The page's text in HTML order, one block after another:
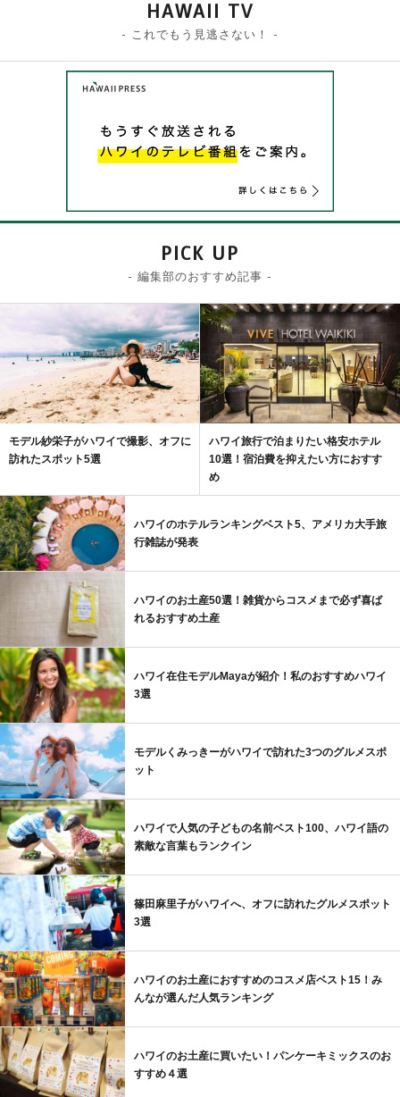
HAWAII TV
- これでもう見逃さない！ -
PICK UP
- 編集部のおすすめ記事 -
モデル紗栄子がハワイで撮影、オフに
訪れたスポット5選
ハワイ旅行で泊まりたい格安ホテル
10選！宿泊費を抑えたい方におすす
め
ハワイのホテルランキングベスト5、アメリカ大手旅
行雑誌が発表
ハワイのお土産50選！雑貨からコスメまで必ず喜ば
れるおすすめ土産
ハワイ在住モデルMayaが紹介！私のおすすめハワイ
3選
モデルくみっきーがハワイで訪れた3つのグルメスポ
ット
ハワイで人気の子どもの名前ベスト100、ハワイ語の
素敵な言葉もランクイン
篠田麻里子がハワイへ、オフに訪れたグルメスポット
3選
ハワイのお土産におすすめのコスメ店ベスト15！み
んなが選んだ人気ランキング
ハワイのお土産に買いたい！パンケーキミックスのお
すすめ４選